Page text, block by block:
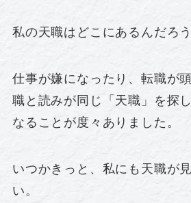
私の天職はどこにあるんだろ
仕事が嫌になったり、転職が
職と読みが同じ「天職」を探
なることが度々ありました。
いつかきっと、私にも天職が
い。